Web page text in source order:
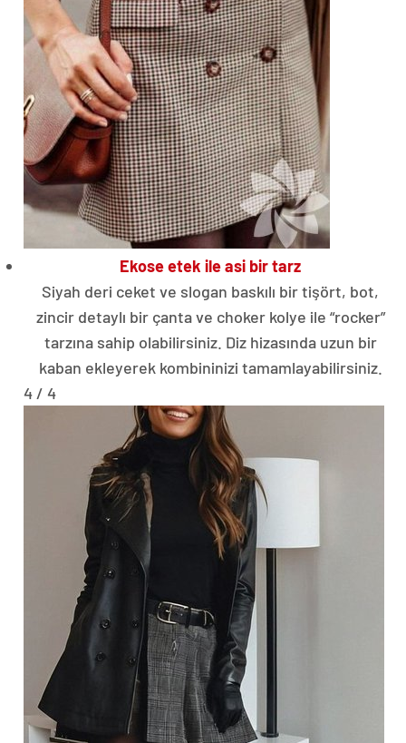
Ekose etek ile asi bir tarz
Siyah deri ceket ve slogan baskılı bir tişört, bot,
zincir detaylı bir çanta ve choker kolye ile “rocker”
tarzına sahip olabilirsiniz. Diz hizasında uzun bir
kaban ekleyerek kombininizi tamamlayabilirsiniz.
4 / 4